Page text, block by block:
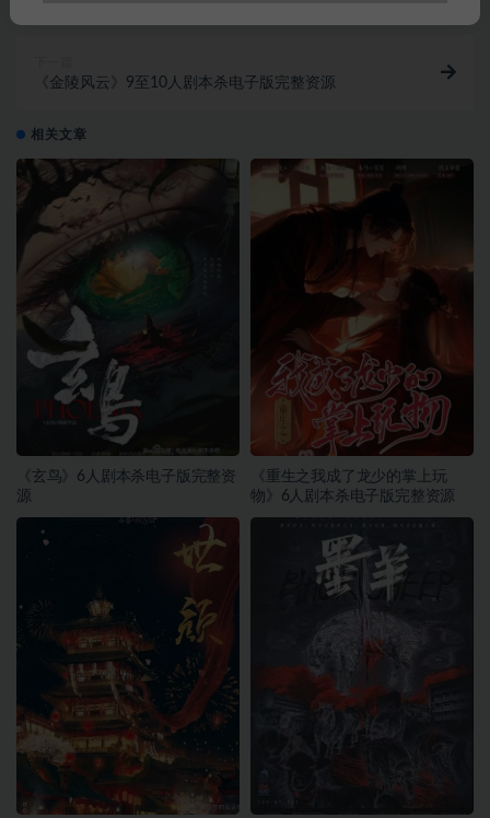
《金陵风云》9至10人剧本杀电子版完整资源
相关文章
《玄鸟》6人剧本杀电子版完整资
源
《重生之我成了龙少的掌上玩
物》6人剧本杀电子版完整资源